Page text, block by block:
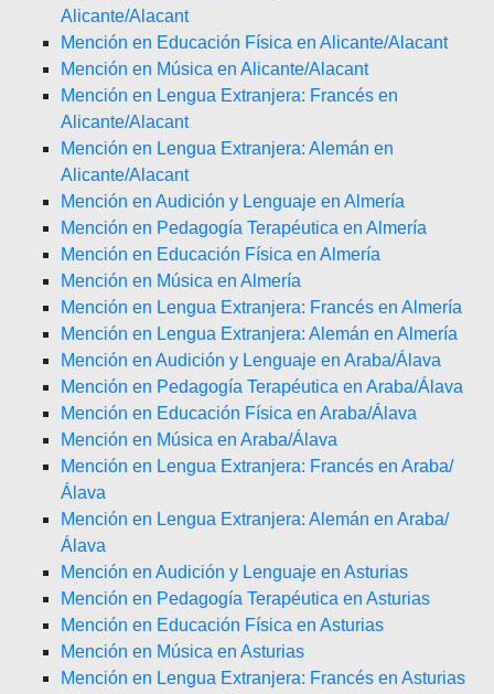
Alicante/Alacant
Mención en Educación Física en Alicante/Alacant
Mención en Música en Alicante/Alacant
Mención en Lengua Extranjera: Francés en
Alicante/Alacant
Mención en Lengua Extranjera: Alemán en
Alicante/Alacant
Mención en Audición y Lenguaje en Almería
Mención en Pedagogía Terapéutica en Almería
Mención en Educación Física en Almería
Mención en Música en Almería
Mención en Lengua Extranjera: Francés en Almería
Mención en Lengua Extranjera: Alemán en Almería
Mención en Audición y Lenguaje en Araba/Álava
Mención en Pedagogía Terapéutica en Araba/Álava
Mención en Educación Física en Araba/Álava
Mención en Música en Araba/Álava
Mención en Lengua Extranjera: Francés en Araba/
Álava
Mención en Lengua Extranjera: Alemán en Araba/
Álava
Mención en Audición y Lenguaje en Asturias
Mención en Pedagogía Terapéutica en Asturias
Mención en Educación Física en Asturias
Mención en Música en Asturias
Mención en Lengua Extranjera: Francés en Asturias